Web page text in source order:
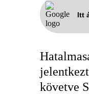
Itt
követve